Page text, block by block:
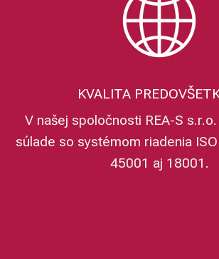
KVALITA
V našej spoločnosti REA-S
súlade so systémom riadenia
45001 aj 18001.